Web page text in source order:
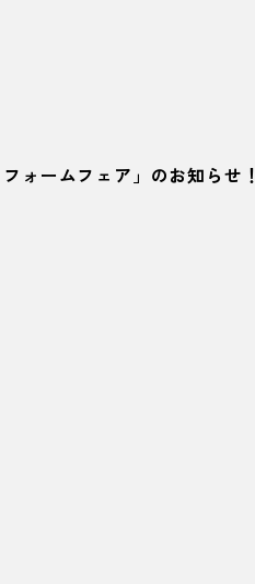
ォームフェア」のお知らせ！